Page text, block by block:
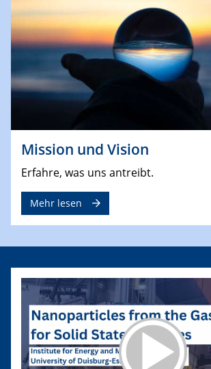
Mission und Vision
Erfahre, was uns antreibt.
Mehr lesen